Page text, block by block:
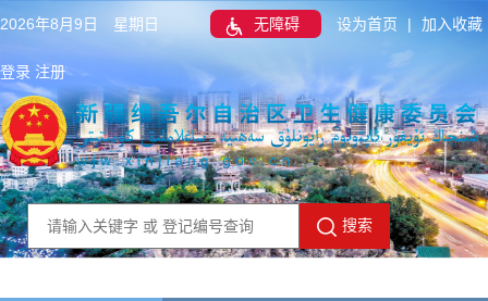
2026年8月9日 星期日 无障碍 设为首页 | 加入收藏
登录 注册
搜索